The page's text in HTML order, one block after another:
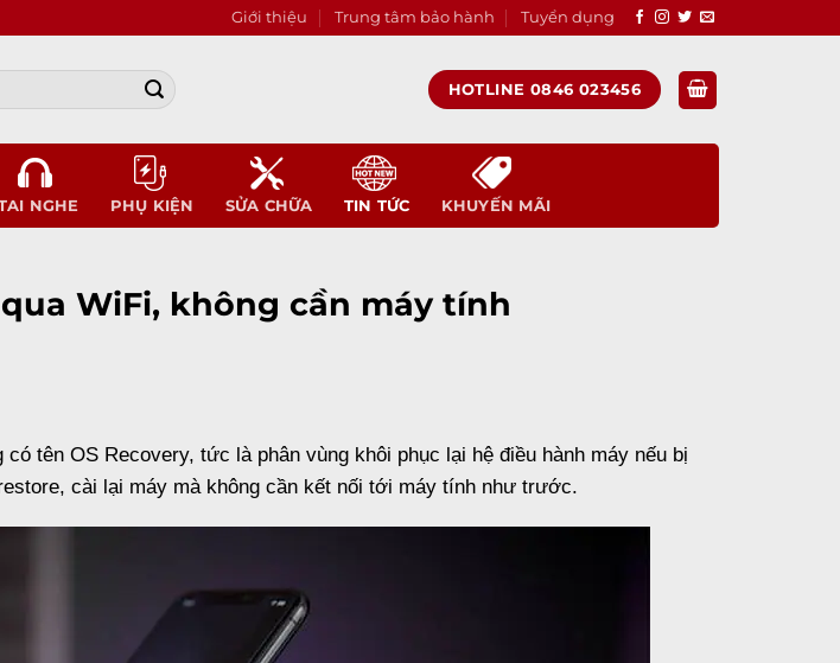
Giới thiệu Trung tâm bảo hành Tuyển dụng
HOTLINE 0846 023456
NGHE PHỤ KIỆN SỬA CHỮA TIN TỨC KHUYẾN MÃI
WiFi, không cần máy tính
có tên OS Recovery, tức là phân vùng khôi phục lại hệ điều hành máy nếu bị
, cài lại máy mà không cần kết nối tới máy tính như trước.